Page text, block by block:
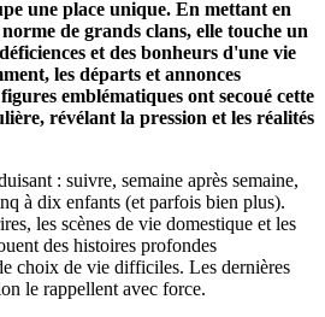
une place unique. En mettant en
de grands clans, elle touche un
et des bonheurs d'une vie
les départs et annonces
emblématiques ont secoué cette
révélant la pression et les réalités
: suivre, semaine après semaine,
à dix enfants (et parfois bien plus).
les scènes de vie domestique et les
des histoires profondes
choix de vie difficiles. Les dernières
le rappellent avec force.